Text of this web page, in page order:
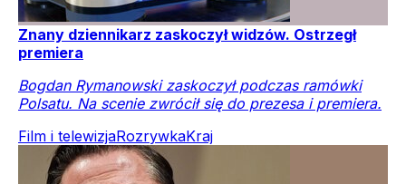
Znany dziennikarz zaskoczył widzów. Ostrzegł
premiera
Bogdan Rymanowski zaskoczył podczas ramówki
Polsatu. Na scenie zwrócił się do prezesa i premiera.
Film i telewizjaRozrywkaKraj